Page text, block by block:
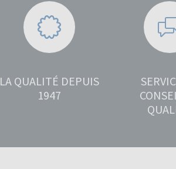
QUALITÉ DEPUIS
1947